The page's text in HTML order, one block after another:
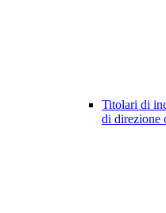
Titolari di
di direzione